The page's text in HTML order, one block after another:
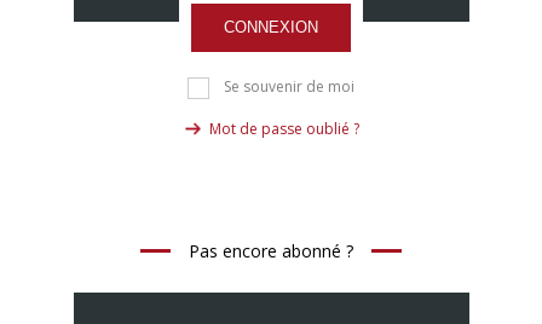
CONNEXION
Se souvenir de moi
Mot de passe oublié ?
Pas encore abonné ?